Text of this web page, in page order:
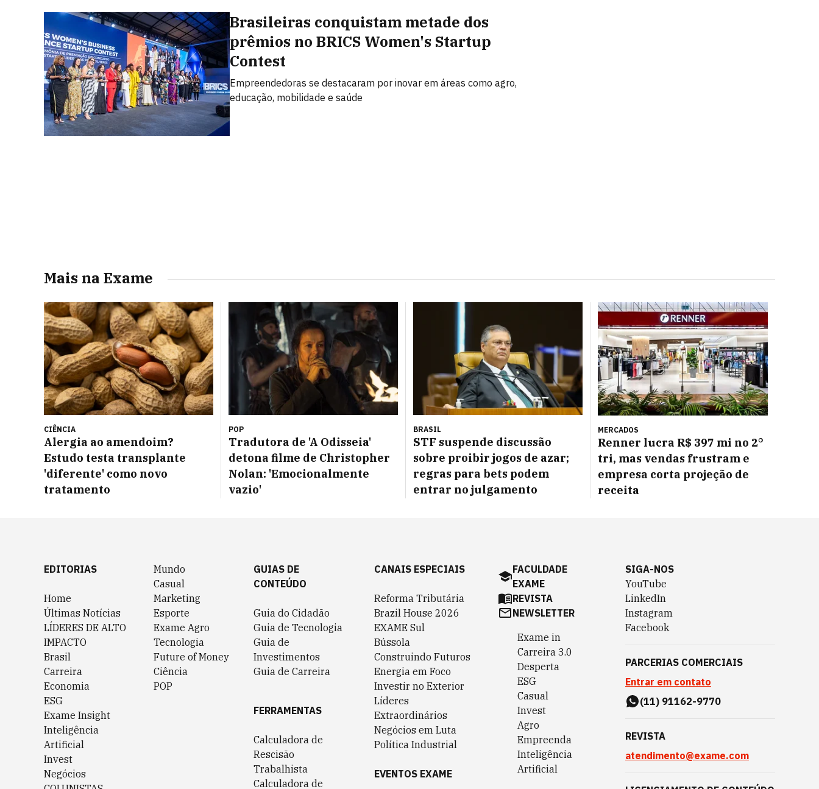
Brasileiras conquistam metade dos
prêmios no BRICS Women's Startup
Contest
Empreendedoras se destacaram por inovar em áreas como agro,
educação, mobilidade e saúde
Mais na Exame
CIÊNCIA
Alergia ao amendoim?
Estudo testa transplante
'diferente' como novo
tratamento
POP
Tradutora de 'A Odisseia'
detona filme de Christopher
Nolan: 'Emocionalmente
vazio'
BRASIL
STF suspende discussão
sobre proibir jogos de azar;
regras para bets podem
entrar no julgamento
MERCADOS
Renner lucra R$ 397 mi no 2°
tri, mas vendas frustram e
empresa corta projeção de
receita
EDITORIAS
Home
Últimas Notícias
LÍDERES DE ALTO
IMPACTO
Brasil
Carreira
Economia
ESG
Exame Insight
Inteligência
Artificial
Invest
Negócios
Mundo
Casual
Marketing
Esporte
Exame Agro
Tecnologia
Future of Money
Ciência
POP
GUIAS DE
CONTEÚDO
Guia do Cidadão
Guia de Tecnologia
Guia de
Investimentos
Guia de Carreira
FERRAMENTAS
Calculadora de
Rescisão
Trabalhista
Calculadora de
CANAIS ESPECIAIS
Reforma Tributária
Brazil House 2026
EXAME Sul
Bússola
Construindo Futuros
Energia em Foco
Investir no Exterior
Líderes
Extraordinários
Negócios em Luta
Política Industrial
EVENTOS EXAME
FACULDADE
EXAME
REVISTA
NEWSLETTER
Exame in
Carreira 3.0
Desperta
ESG
Casual
Invest
Agro
Empreenda
Inteligência
Artificial
SIGA-NOS
YouTube
LinkedIn
Instagram
Facebook
PARCERIAS COMERCIAIS
Entrar em contato
(11) 91162-9770
REVISTA
atendimento@exame.com